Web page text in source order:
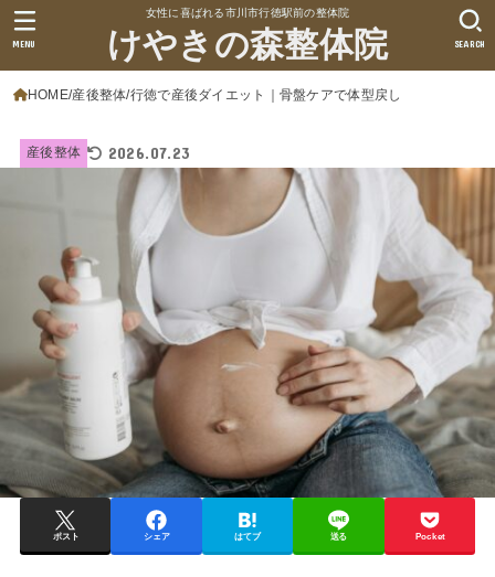
女性に喜ばれる市川市行徳駅前の整体院
けやきの森整体院 SEARCH
MENU
HOME 産後整体 行徳で産後ダイエット｜骨盤ケアで体型戻し
産後整体 2026.07.23
ポスト シェア はてブ 送る Pocket